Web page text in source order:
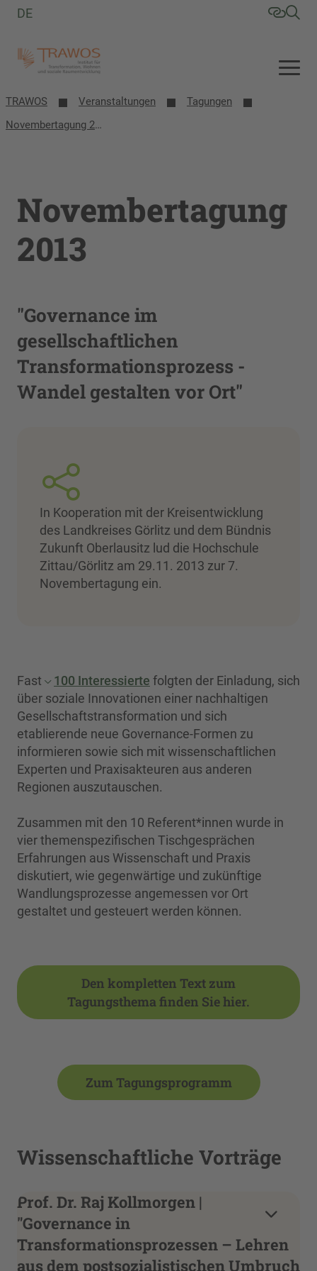
DE
TRAWOS Veranstaltungen
Tagungen
Novembertagung 2013
Novembertagung
2013
"Governance im
gesellschaftlichen
Transformationsprozess -
Wandel gestalten vor Ort"
In Kooperation mit der Kreisentwicklung
des Landkreises Görlitz und dem Bündnis
Zukunft Oberlausitz lud die Hochschule
Zittau/Görlitz am 29.11. 2013 zur 7.
Novembertagung ein.
Fast 100 Interessierte folgten der Einladung, sich
über soziale Innovationen einer nachhaltigen
Gesellschaftstransformation und sich
etablierende neue Governance-Formen zu
informieren sowie sich mit wissenschaftlichen
Experten und Praxisakteuren aus anderen
Regionen auszutauschen.
Zusammen mit den 10 Referent*innen wurde in
vier themenspezifischen Tischgesprächen
Erfahrungen aus Wissenschaft und Praxis
diskutiert, wie gegenwärtige und zukünftige
Wandlungsprozesse angemessen vor Ort
gestaltet und gesteuert werden können.
Den kompletten Text zum
Tagungsthema finden Sie hier.
Zum Tagungsprogramm
Wissenschaftliche Vorträge
Prof. Dr. Raj Kollmorgen |
"Governance in
Transformationsprozessen – Lehren
aus dem postsozialistischen Umbruch